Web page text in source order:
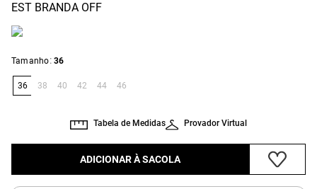
EST BRANDA OFF
Tamanho: 36
36 38 40 42 44 46
Provador Virtual
Tabela de Medidas
ADICIONAR À SACOLA